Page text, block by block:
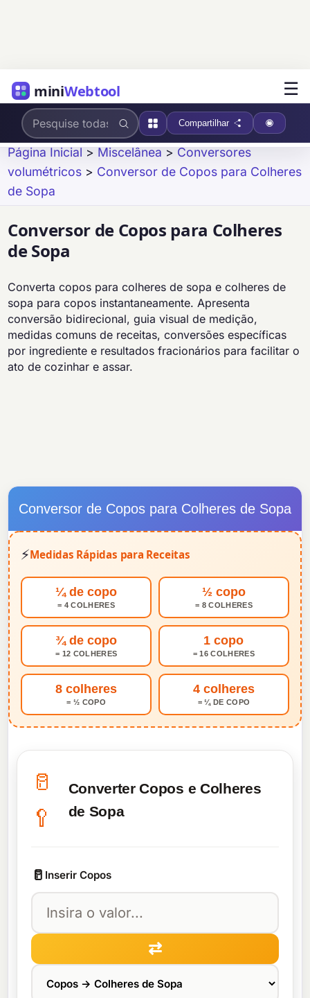
miniWebtool ☰
Compartilhar
Página Inicial > Miscelânea > Conversores
volumétricos > Conversor de Copos para Colheres
de Sopa
Conversor de Copos para Colheres
de Sopa
Converta copos para colheres de sopa e colheres de
sopa para copos instantaneamente. Apresenta
conversão bidirecional, guia visual de medição,
medidas comuns de receitas, conversões específicas
por ingrediente e resultados fracionários para facilitar o
ato de cozinhar e assar.
Conversor de Copos para Colheres de Sopa
⚡Medidas Rápidas para Receitas
¼ de copo
= 4 COLHERES
½ copo
= 8 COLHERES
¾ de copo
= 12 COLHERES
1 copo
= 16 COLHERES
8 colheres
= ½ COPO
4 colheres
= ¼ DE COPO
🥛
🥄
Converter Copos e Colheres
de Sopa
🥛 Inserir Copos
⇄